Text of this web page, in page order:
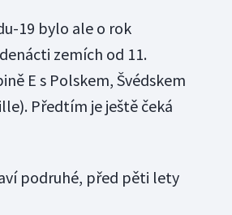
19 bylo ale o rok
zemích od 11.
E s Polskem, Švédskem
Předtím je ještě čeká
podruhé, před pěti lety